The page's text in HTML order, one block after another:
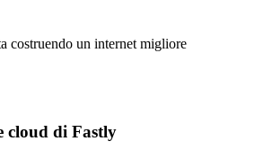
costruendo un internet migliore
cloud di Fastly